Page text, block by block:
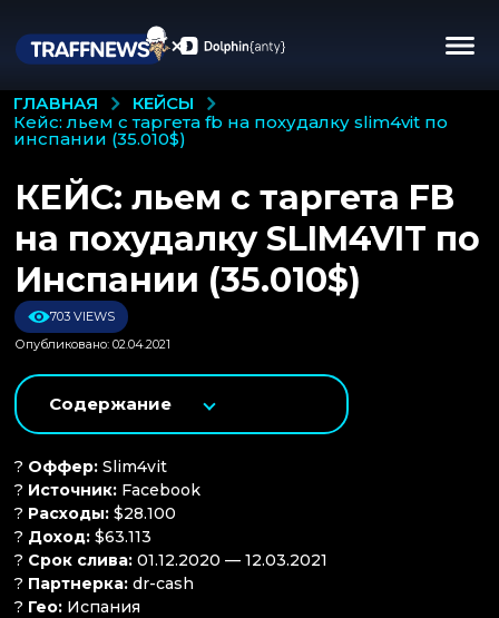
ГЛАВНАЯ
КЕЙСЫ
кейс: льем с таргета fb на похудалку slim4vit по
инспании (35.010$)
КЕЙС: льем с таргета FB
на похудалку SLIM4VIT по
Инспании (35.010$)
703 VIEWS
Опубликовано: 02.04.2021
Содержание
? Оффер: Slim4vit
? Источник: Facebook
? Расходы: $28.100
? Доход: $63.113
? Срок слива: 01.12.2020 — 12.03.2021
? Партнерка: dr-cash
? Гео: Испания